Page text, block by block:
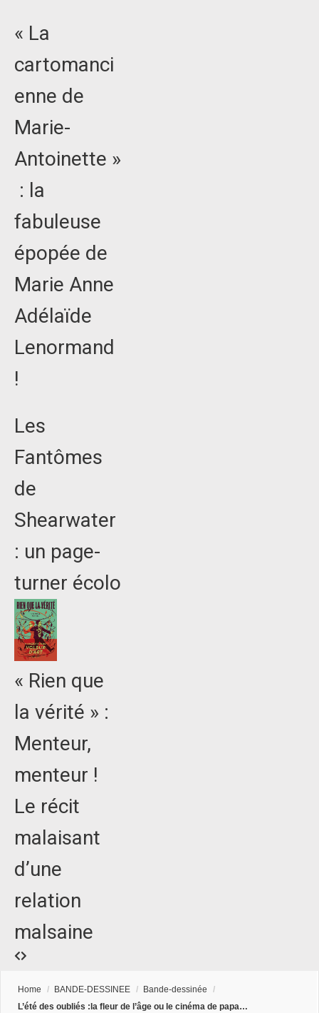
« La
cartomanci
enne de
Marie-
Antoinette »
: la
fabuleuse
épopée de
Marie Anne
Adélaïde
Lenormand
!
Les
Fantômes
de
Shearwater
: un page-
turner écolo
« Rien que
la vérité » :
Menteur,
menteur !
Le récit
malaisant
d’une
relation
malsaine
Home / BANDE-DESSINEE / Bande-dessinée
/
L’été des oubliés :la fleur de l’âge ou le cinéma de papa…